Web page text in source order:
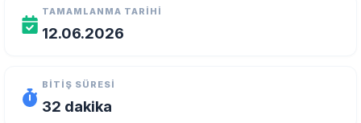
TAMAMLANMA TARIHI
12.06.2026
BITIŞ SÜRESI
32 dakika